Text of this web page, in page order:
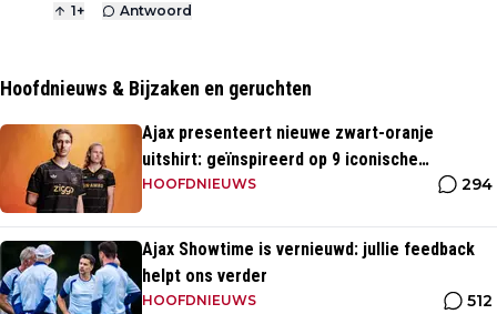
1+ Antwoord
Hoofdnieuws & Bijzaken en geruchten
Ajax presenteert nieuwe zwart-oranje
uitshirt: geïnspireerd op 9 iconische
momenten uit clubhistorie
HOOFDNIEUWS 294
Ajax Showtime is vernieuwd: jullie feedback
helpt ons verder
HOOFDNIEUWS 512